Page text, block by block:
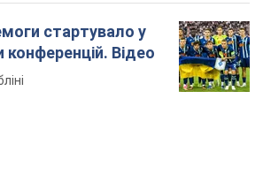
стартувало у
конференцій. Відео